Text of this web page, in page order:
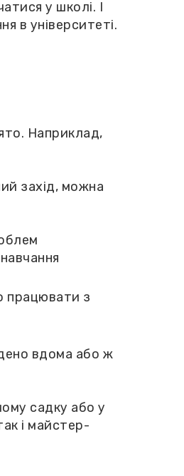
у школі. І
в університеті.
Наприклад,
захід, можна
працювати з
вдома або ж
садку або у
і майстер-